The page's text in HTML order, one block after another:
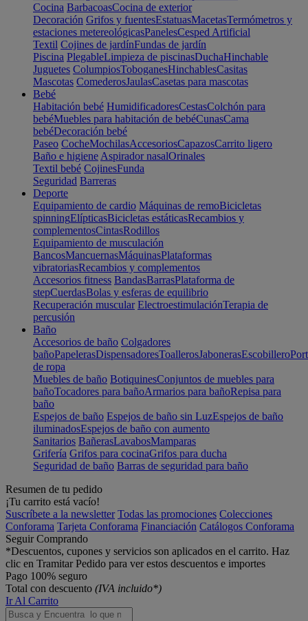
Cocina BarbacoasCocina de exterior
Decoración Grifos y fuentesEstatuasMacetasTermómetros y
estaciones metereológicasPanelesCesped Artificial
Textil Cojines de jardínFundas de jardín
Piscina PlegableLimpieza de piscinasDuchaHinchable
Juguetes ColumpiosToboganesHinchablesCasitas
Mascotas ComederosJaulasCasetas para mascotas
Bebé
Habitación bebé HumidificadoresCestasColchón para
bebéMuebles para habitación de bebéCunasCama
bebéDecoración bebé
Paseo CocheMochilasAccesoriosCapazosCarrito ligero
Baño e higiene Aspirador nasalOrinales
Textil bebé CojinesFunda
Seguridad Barreras
Deporte
Equipamiento de cardio Máquinas de remoBicicletas
spinningElípticasBicicletas estáticasRecambios y
complementosCintasRodillos
Equipamiento de musculación
BancosMancuernasMáquinasPlataformas
vibratoriasRecambios y complementos
Accesorios fitness BandasBarrasPlataforma de
stepCuerdasBolas y esferas de equilibrio
Recuperación muscular ElectroestimulaciónTerapia de
percusión
Baño
Accesorios de baño Colgadores
bañoPapelerasDispensadoresToallerosJabonerasEscobillero
de ropa
Muebles de baño BotiquinesConjuntos de muebles para
bañoTocadores para bañoArmarios para bañoRepisa para
baño
Espejos de baño Espejos de baño sin LuzEspejos de baño
iluminadosEspejos de baño con aumento
Sanitarios BañerasLavabosMamparas
Grifería Grifos para cocinaGrifos para ducha
Seguridad de baño Barras de seguridad para baño
Resumen de tu pedido
¡Tu carrito está vacío!
Suscríbete a la newsletter Todas las promociones Colecciones
Conforama Tarjeta Conforama Financiación Catálogos Conforama
Seguir Comprando
*Descuentos, cupones y servicios son aplicados en el carrito. Haz
clic en Tramitar Pedido para ver estos descuentos e importes
Pago 100% seguro
Total con descuento (IVA incluido*)
Ir Al Carrito